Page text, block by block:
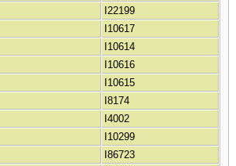
I22199
I10617
I10614
I10616
I10615
I8174
I4002
I10299
I86723